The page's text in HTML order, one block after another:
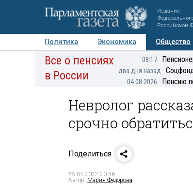
Издание
Российской
Политика Экономика Общество
Авторы Персоны Мнения
Все о пенсиях
в России
08:17
два дня назад
04.08.2026 Пенсию
Невролог
срочно
Поделиться
28.04.2022 20:56
Автор: Мария Федорова